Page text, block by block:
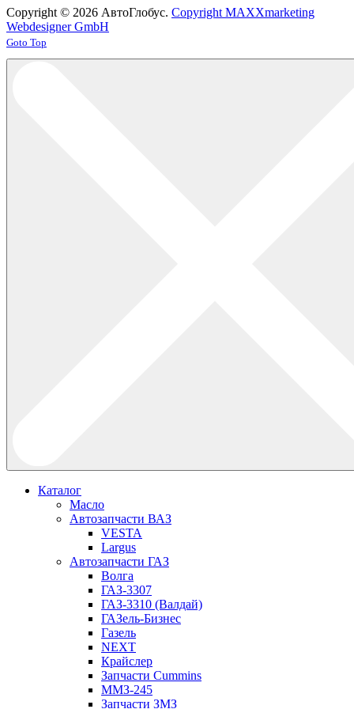
Copyright © 2026 АвтоГлобус. Copyright MAXXmarketing
Webdesigner GmbH
Joomla! 3 Templates
Goto Top
Каталог
Масло
Автозапчасти ВАЗ
VESTA
Largus
Автозапчасти ГАЗ
Волга
ГАЗ-3307
ГАЗ-3310 (Валдай)
ГАЗель-Бизнес
Газель
NEXT
Крайслер
Запчасти Cummins
ММЗ-245
Запчасти ЗМЗ